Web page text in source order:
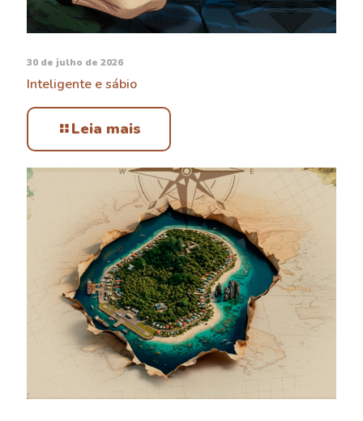
30 de julho de 2026
Inteligente e sábio
Leia mais